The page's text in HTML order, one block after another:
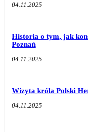
04.11.2025
Historia o tym, jak
Poznań
04.11.2025
Wizyta króla Polski
04.11.2025